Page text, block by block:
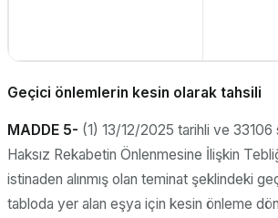
Geçici önlemlerin kesin olarak tahsili
MADDE 5- (1) 13/12/2025 tarihli ve 33106
Haksız Rekabetin Önlenmesine İlişkin
istinaden alınmış olan teminat şeklindeki
tabloda yer alan eşya için kesin önleme